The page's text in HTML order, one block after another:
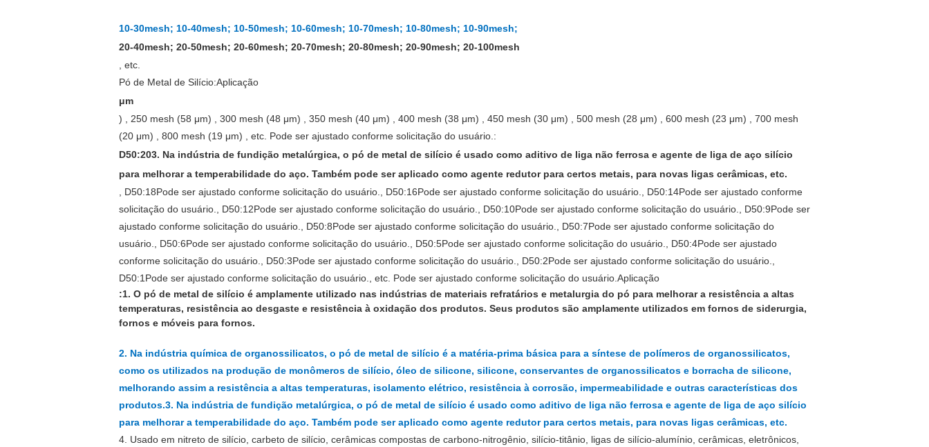
10-30mesh; 10-40mesh; 10-50mesh; 10-60mesh; 10-70mesh; 10-80mesh; 10-90mesh;
20-40mesh; 20-50mesh; 20-60mesh; 20-70mesh; 20-80mesh; 20-90mesh; 20-100mesh
, etc.
Pó de Metal de Silício:Aplicação
μm
) , 250 mesh (58 μm) , 300 mesh (48 μm) , 350 mesh (40 μm) , 400 mesh (38 μm) , 450 mesh (30 μm) , 500 mesh (28 μm) , 600 mesh (23 μm) , 700 mesh
(20 μm) , 800 mesh (19 μm) , etc. Pode ser ajustado conforme solicitação do usuário. :
D50:203. Na indústria de fundição metalúrgica, o pó de metal de silício é usado como aditivo de liga não ferrosa e agente de liga de aço silício
para melhorar a temperabilidade do aço. Também pode ser aplicado como agente redutor para certos metais, para novas ligas cerâmicas, etc.
, D50:18Pode ser ajustado conforme solicitação do usuário. , D50:16Pode ser ajustado conforme solicitação do usuário. , D50:14Pode ser ajustado conforme
solicitação do usuário.
, D50:12Pode ser ajustado conforme solicitação do usuário. , D50:10Pode ser ajustado conforme solicitação do usuário. , D50:9Pode ser
ajustado conforme solicitação do usuário.
, D50:8Pode ser ajustado conforme solicitação do usuário. , D50:7Pode ser ajustado conforme solicitação do
usuário.
, D50:6Pode ser ajustado conforme solicitação do usuário. , D50:5Pode ser ajustado conforme solicitação do usuário. , D50:4Pode ser ajustado
conforme solicitação do usuário.
, D50:3Pode ser ajustado conforme solicitação do usuário. , D50:2Pode ser ajustado conforme solicitação do usuário.
D50:1 Pode ser ajustado conforme solicitação do usuário. , etc. Pode ser ajustado conforme solicitação do usuário. Aplicação
:1. O pó de metal de silício é amplamente utilizado nas indústrias de materiais refratários e metalurgia do pó para melhorar a resistência a altas
temperaturas, resistência ao desgaste e resistência à oxidação dos produtos. Seus produtos são amplamente utilizados em fornos de siderurgia,
fornos e móveis para fornos.
2. Na indústria química de organossilicatos, o pó de metal de silício é a matéria-prima básica para a síntese de polímeros de organossilicatos,
como os utilizados na produção de monômeros de silício, óleo de silicone, silicone, conservantes de organossilicatos e borracha de silicone,
melhorando assim a resistência a altas temperaturas, isolamento elétrico, resistência à corrosão, impermeabilidade e outras características dos
produtos.3. Na indústria de fundição metalúrgica, o pó de metal de silício é usado como aditivo de liga não ferrosa e agente de liga de aço silício
para melhorar a temperabilidade do aço. Também pode ser aplicado como agente redutor para certos metais, para novas ligas cerâmicas, etc.
4. Usado em nitreto de silício, carbeto de silício, cerâmicas compostas de carbono-nitrogênio, silício-titânio, ligas de silício-alumínio, cerâmicas, eletrônicos,